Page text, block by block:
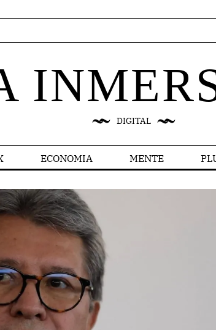
DIGITAL
ECONOMIA MENTE